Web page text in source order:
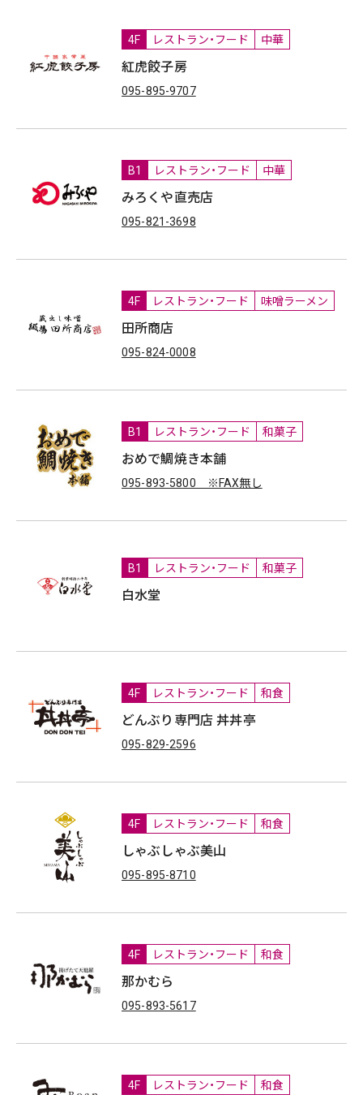
4F レストラン・フード 中華
紅虎餃子房
095-895-9707
B1 レストラン・フード 中華
みろくや直売店
095-821-3698
4F レストラン・フード 味噌ラーメン
田所商店
095-824-0008
B1 レストラン・フード 和菓子
おめで鯛焼き本舗
095-893-5800 ※FAX無し
B1 レストラン・フード 和菓子
白水堂
4F レストラン・フード 和食
どんぶり専門店 丼丼亭
095-829-2596
4F レストラン・フード 和食
しゃぶしゃぶ美山
095-895-8710
4F レストラン・フード 和食
那かむら
095-893-5617
4F レストラン・フード 和食